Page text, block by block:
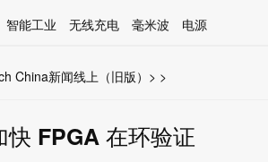
智能工业 无线充电 毫米波
电源
China >
新闻线上（旧版） >
FPGA 在环验证